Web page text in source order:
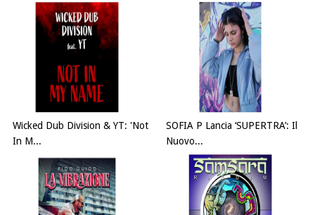
Wicked Dub Division & YT: 'Not
In M...
SOFIA P Lancia ‘SUPERTRA’: Il
Nuovo...